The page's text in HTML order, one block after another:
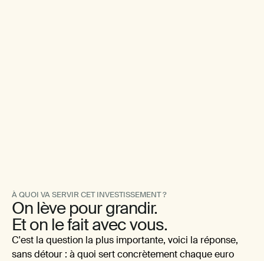
À QUOI VA SERVIR CET INVESTISSEMENT ?
On lève pour grandir.
Et on le fait avec vous.
C'est la question la plus importante, voici la réponse,
sans détour : à quoi sert concrètement chaque euro